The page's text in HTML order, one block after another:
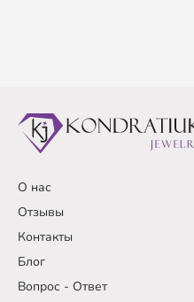
О нас
Отзывы
Контакты
Блог
Вопрос - Ответ